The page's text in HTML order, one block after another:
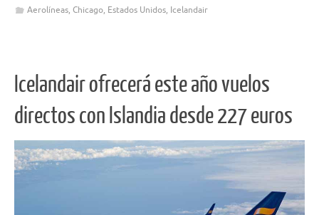
Aerolíneas, Chicago, Estados Unidos, Icelandair
Icelandair ofrecerá este año vuelos
directos con Islandia desde 227 euros